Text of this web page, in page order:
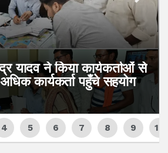
यादव ने किया कार्यकर्ताओं से
कार्यकर्ता पहुँचे सहयोग